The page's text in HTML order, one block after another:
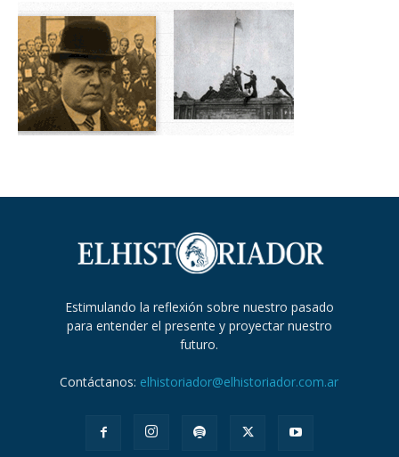
Estimulando la reflexión sobre nuestro pasado
para entender el presente y proyectar nuestro
futuro.
Contáctanos: elhistoriador@elhistoriador.com.ar